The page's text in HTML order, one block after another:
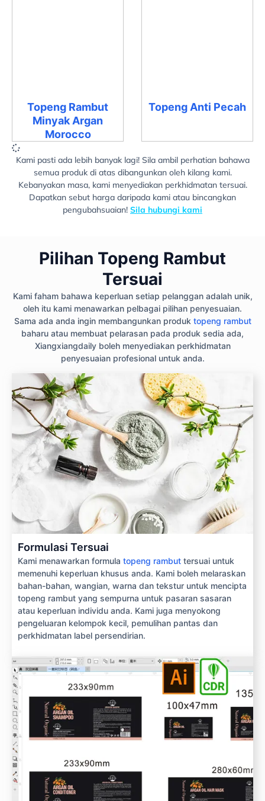
Topeng Rambut
Minyak Argan
Morocco
Topeng Anti Pecah
Kami pasti ada lebih banyak lagi! Sila ambil perhatian bahawa
semua produk di atas dibangunkan oleh kilang kami.
Kebanyakan masa, kami menyediakan perkhidmatan tersuai.
Dapatkan sebut harga daripada kami atau bincangkan
pengubahsuaian! Sila hubungi kami
Pilihan Topeng Rambut
Tersuai
Kami faham bahawa keperluan setiap pelanggan adalah unik,
oleh itu kami menawarkan pelbagai pilihan penyesuaian.
Sama ada anda ingin membangunkan produk topeng rambut
baharu atau membuat pelarasan pada produk sedia ada,
Xiangxiangdaily boleh menyediakan perkhidmatan
penyesuaian profesional untuk anda.
Formulasi Tersuai
Kami menawarkan formula topeng rambut tersuai untuk
memenuhi keperluan khusus anda. Kami boleh melaraskan
bahan-bahan, wangian, warna dan tekstur untuk mencipta
topeng rambut yang sempurna untuk pasaran sasaran
atau keperluan individu anda. Kami juga menyokong
pengeluaran kelompok kecil, pemulihan pantas dan
perkhidmatan label persendirian.